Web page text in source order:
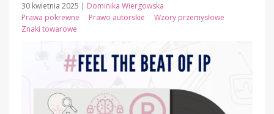
30 kwietnia 2025
Dominika Wiergowska
Prawa pokrewne
Prawo autorskie
Wzory przemysłowe
Znaki towarowe